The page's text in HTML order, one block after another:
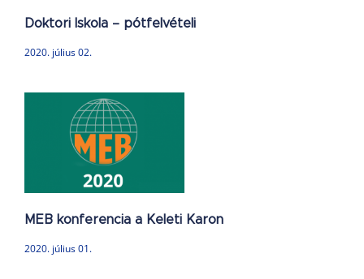
Doktori Iskola – pótfelvételi
2020. július 02.
MEB konferencia a Keleti Karon
2020. július 01.